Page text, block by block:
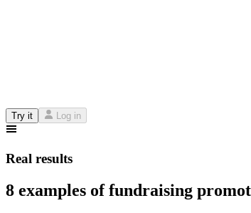
Try it Log in
Real results
8 examples of fundraising